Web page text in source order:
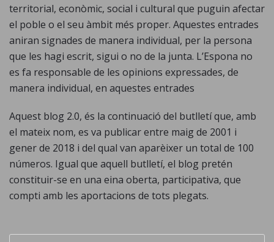
territorial, econòmic, social i cultural que puguin afectar
el poble o el seu àmbit més proper. Aquestes entrades
aniran signades de manera individual, per la persona
que les hagi escrit, sigui o no de la junta. L’Espona no
es fa responsable de les opinions expressades, de
manera individual, en aquestes entrades
Aquest blog 2.0, és la continuació del butlletí que, amb
el mateix nom, es va publicar entre maig de 2001 i
gener de 2018 i del qual van aparèixer un total de 100
números. Igual que aquell butlletí, el blog pretén
constituir-se en una eina oberta, participativa, que
compti amb les aportacions de tots plegats.